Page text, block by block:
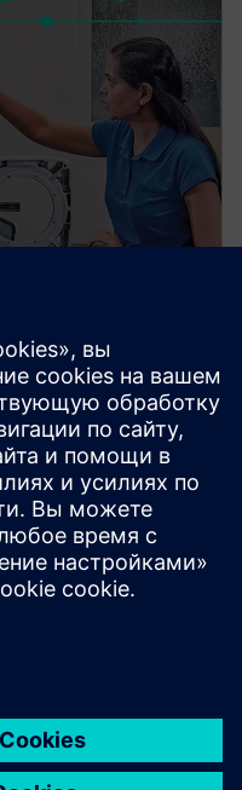
Value
поставляемые в
Licensing,
и экономичный